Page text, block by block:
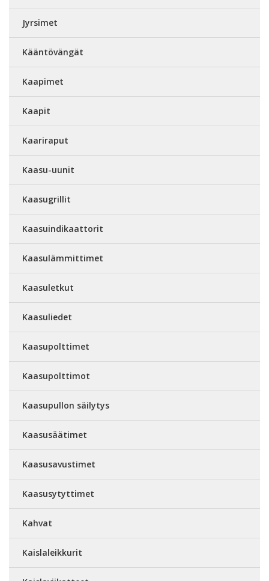
Jyrsimet
Kääntövängät
Kaapimet
Kaapit
Kaariraput
Kaasu-uunit
Kaasugrillit
Kaasuindikaattorit
Kaasulämmittimet
Kaasuletkut
Kaasuliedet
Kaasupolttimet
Kaasupolttimot
Kaasupullon säilytys
Kaasusäätimet
Kaasusavustimet
Kaasusytyttimet
Kahvat
Kaislaleikkurit